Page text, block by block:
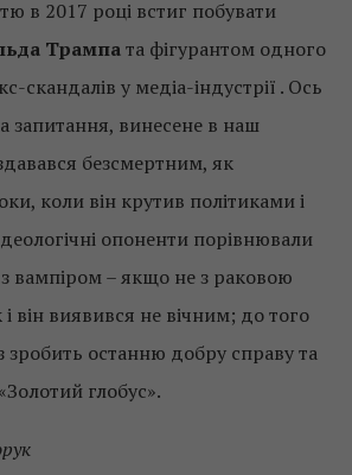
в 2017 році встиг побувати
Трампата фігурантом одного
скандалів у медіа-індустрії . Ось
запитання, винесене в наш
безсмертним, як
коли він крутив політиками і
опоненти порівнювали
вампіром – якщо не з раковою
він виявився не вічним; до того
останню добру справу та
глобус».